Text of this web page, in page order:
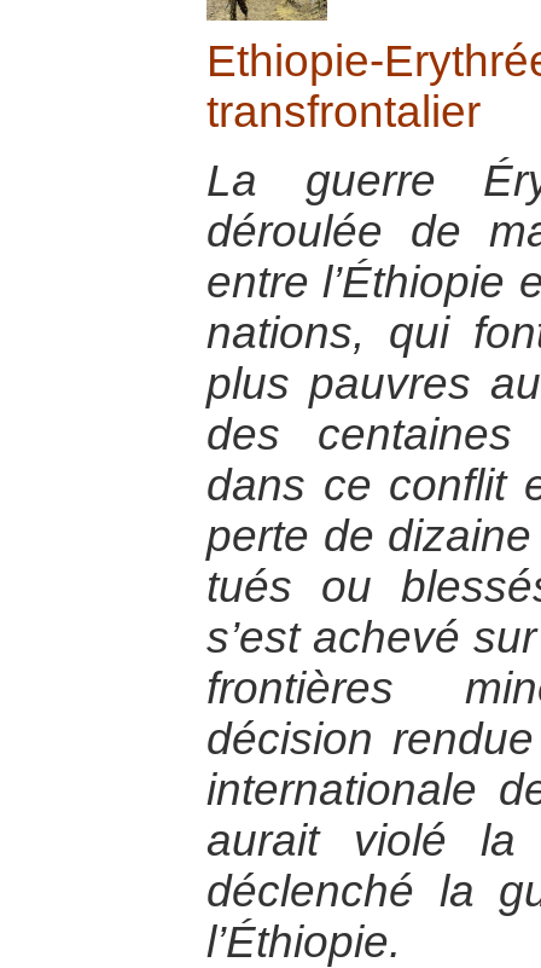
Ethiopie-
transfrontalier
La guerre
déroulée de
entre l’Éthiopie
nations, qui
plus pauvres
des centaines
dans ce conflit
perte de
tués ou
s’est achevé
frontières
décision
internationale
aurait violé la
déclenché la
l’Éthiopie.